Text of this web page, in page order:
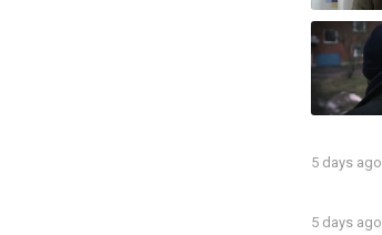
5 days ago
5 days ago